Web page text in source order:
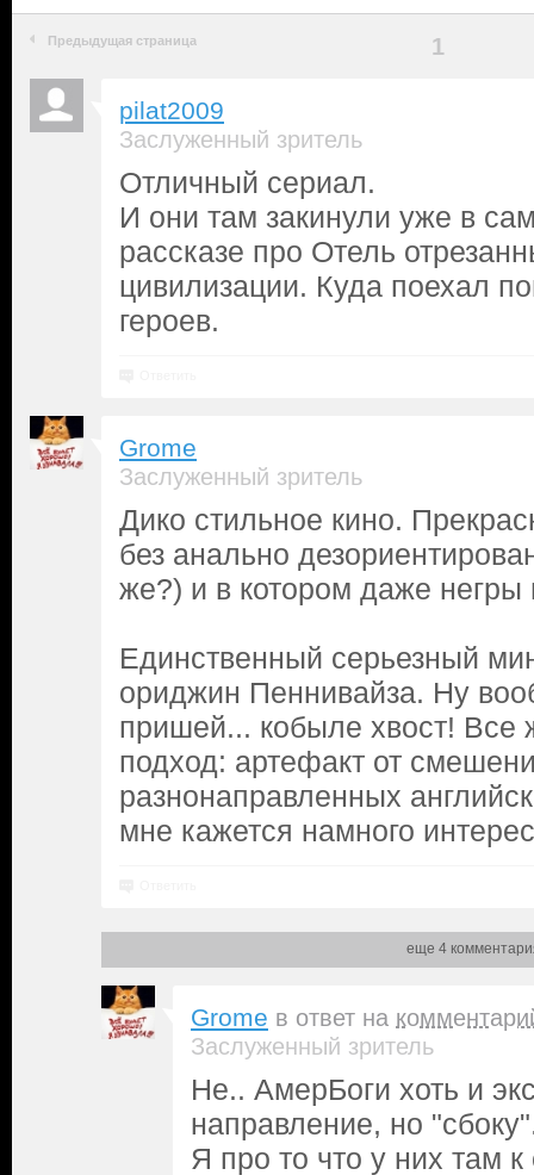
Предыдущая страница 1
pilat2009
Заслуженный зритель
Отличный сериал.
И они там закинули уже в
рассказе про Отель
цивилизации. Куда поехал
героев.
Grome
Заслуженный зритель
Дико стильное кино.
без анально
же?) и в котором даже негры
Единственный серьезный
ориджин Пеннивайза. Ну
пришей... кобыле хвост! Все
подход: артефакт от
разнонаправленных
мне кажется намного
еще 4
Grome в ответ на
Заслуженный зритель
Не.. АмерБоги хоть и
направление, но
Я про то что у них там к